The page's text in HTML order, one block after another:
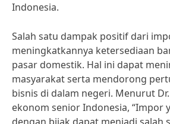
Indonesia.
Salah satu dampak positif dari
meningkatkannya ketersediaan
pasar domestik. Hal ini dapat
masyarakat serta mendorong
bisnis di dalam negeri. Menurut Dr.
ekonom senior Indonesia, “Impor